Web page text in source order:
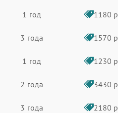
1 год 1180 р
3 года 1570 р
1 год 1230 р
2 года 3430 р
3 года 2180 р